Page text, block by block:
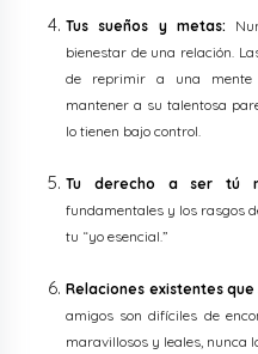
Tus sueños y metas:
bienestar de una relación.
de reprimir a una mente
mantener a su talentosa
lo tienen bajo control.
Tu derecho a ser tú
fundamentales y los rasgos
tu “yo esencial.”
Relaciones existentes
amigos son difíciles de
maravillosos y leales, nunca